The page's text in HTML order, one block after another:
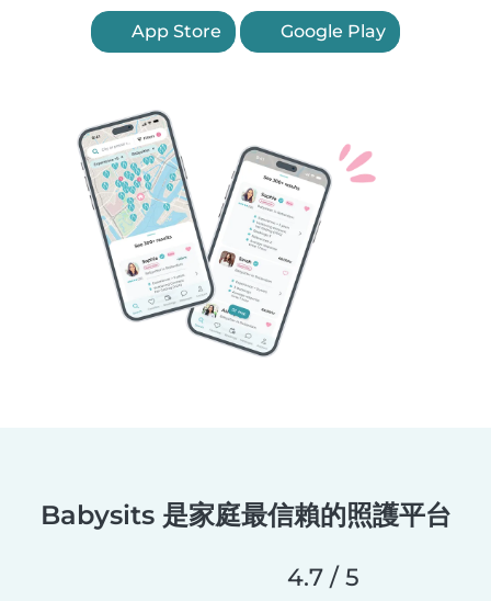
App Store Google Play
Babysits 是家庭最信賴的照護平台
4.7 / 5